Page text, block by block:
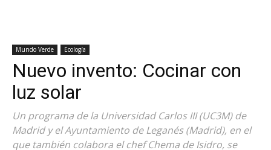
Mundo Verde Ecología
Nuevo invento: Cocinar con
luz solar
Un programa de la Universidad Carlos III (UC3M) de
Madrid y el Ayuntamiento de Leganés (Madrid), en el
que también colabora el chef Chema de Isidro, se